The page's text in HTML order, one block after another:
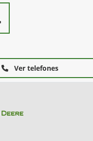
Ver telefones